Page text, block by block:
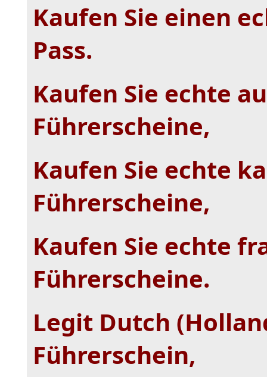
Kaufen Sie einen
Pass.
Kaufen Sie echte
Führerscheine,
Kaufen Sie echte
Führerscheine,
Kaufen Sie echte
Führerscheine.
Legit Dutch
Führerschein,